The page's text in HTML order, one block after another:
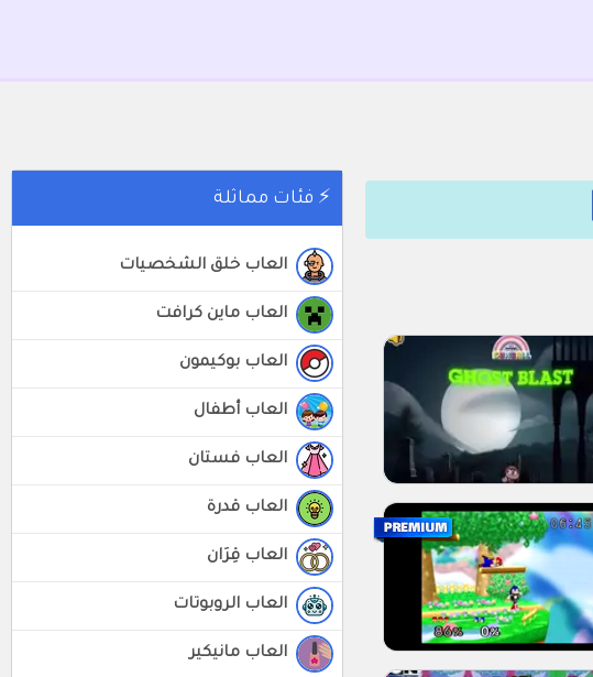
⚡ فئات مماثلة
العاب خلق الشخصيات
العاب ماين كرافت
العاب بوكيمون
العاب أطفال
العاب فستان
العاب قدرة
العاب قِرَان
العاب الروبوتات
العاب مانيكير